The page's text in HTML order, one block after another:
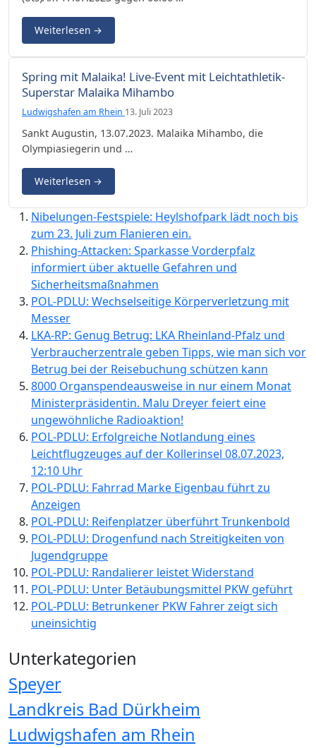
Weiterlesen →
Spring mit Malaika! Live-Event mit Leichtathletik-
Superstar Malaika Mihambo
Ludwigshafen am Rhein 13. Juli 2023
Sankt Augustin, 13.07.2023. Malaika Mihambo, die
Olympiasiegerin und …
Weiterlesen →
Nibelungen-Festspiele: Heylshofpark lädt noch bis
zum 23. Juli zum Flanieren ein.
Phishing-Attacken: Sparkasse Vorderpfalz
informiert über aktuelle Gefahren und
Sicherheitsmaßnahmen
POL-PDLU: Wechselseitige Körperverletzung mit
Messer
LKA-RP: Genug Betrug: LKA Rheinland-Pfalz und
Verbraucherzentrale geben Tipps, wie man sich vor
Betrug bei der Reisebuchung schützen kann
8000 Organspendeausweise in nur einem Monat
Ministerpräsidentin. Malu Dreyer feiert eine
ungewöhnliche Radioaktion!
POL-PDLU: Erfolgreiche Notlandung eines
Leichtflugzeuges auf der Kollerinsel 08.07.2023,
12:10 Uhr
POL-PDLU: Fahrrad Marke Eigenbau führt zu
Anzeigen
POL-PDLU: Reifenplatzer überführt Trunkenbold
POL-PDLU: Drogenfund nach Streitigkeiten von
Jugendgruppe
POL-PDLU: Randalierer leistet Widerstand
POL-PDLU: Unter Betäubungsmittel PKW geführt
POL-PDLU: Betrunkener PKW Fahrer zeigt sich
uneinsichtig
Unterkategorien
Speyer
Landkreis Bad Dürkheim
Ludwigshafen am Rhein